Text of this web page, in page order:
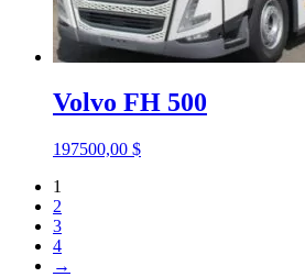
Volvo FH 500
197500,00 $
1
2
3
4
→